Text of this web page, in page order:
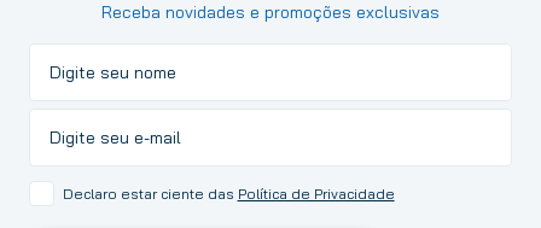
Receba novidades e promoções exclusivas
Declaro estar ciente das Política de Privacidade